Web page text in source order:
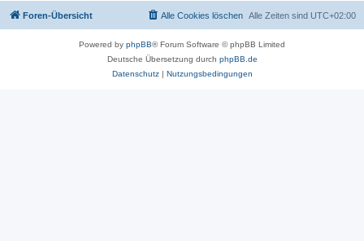
Foren-Übersicht Alle Zeiten sind UTC+02:00
Alle Cookies löschen
Powered by phpBB® Forum Software © phpBB Limited
Deutsche Übersetzung durch phpBB.de
Datenschutz| Nutzungsbedingungen